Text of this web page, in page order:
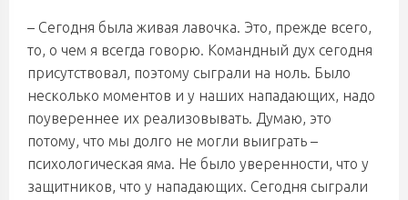
– Сегодня была живая лавочка. Это, прежде всего,
то, о чем я всегда говорю. Командный дух сегодня
присутствовал, поэтому сыграли на ноль. Было
несколько моментов и у наших нападающих, надо
поувереннее их реализовывать. Думаю, это
потому, что мы долго не могли выиграть –
психологическая яма. Не было уверенности, что у
защитников, что у нападающих. Сегодня сыграли